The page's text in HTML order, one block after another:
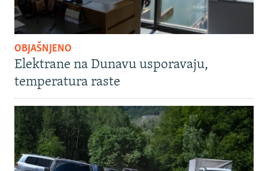
OBJAŠNJENO
Elektrane na Dunavu usporavaju,
temperatura raste